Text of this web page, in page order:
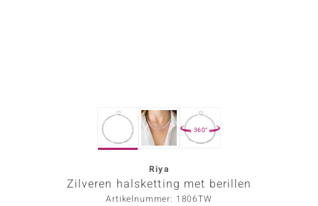
360°
Riya
Zilveren halsketting met berillen
Artikelnummer: 1806TW